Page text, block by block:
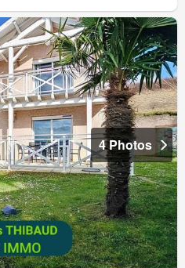
4 Photos